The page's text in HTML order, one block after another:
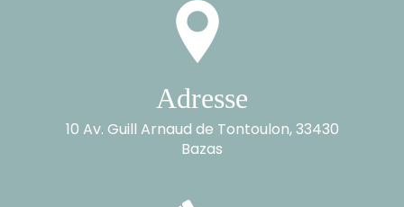
Adresse
10 Av. Guill Arnaud de Tontoulon, 33430
Bazas